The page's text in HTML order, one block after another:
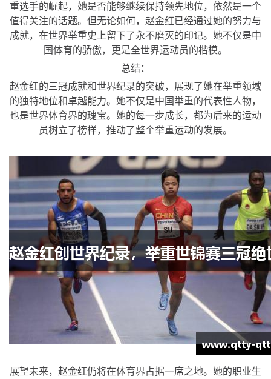
重选手的崛起，她是否能够继续保持领先地位，依然是一个
值得关注的话题。但无论如何，赵金红已经通过她的努力与
成就，在世界举重史上留下了永不磨灭的印记。她不仅是中
国体育的骄傲，更是全世界运动员的楷模。
总结：
赵金红的三冠成就和世界纪录的突破，展现了她在举重领域
的独特地位和卓越能力。她不仅是中国举重的代表性人物，
也是世界体育界的瑰宝。她的每一步成长，都为后来的运动
员树立了榜样，推动了整个举重运动的发展。
展望未来，赵金红仍将在体育界占据一席之地。她的职业生